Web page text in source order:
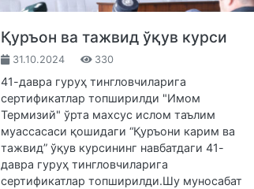
Қуръон ва тажвид ўқув курси
31.10.2024 330
41-давра гуруҳ тингловчиларига
сертификатлар топширилди "Имом
Термизий" ўрта махсус ислом таълим
муассасаси қошидаги “Қуръони карим ва
тажвид” ўқув курсининг навбатдаги 41-
давра гуруҳ тингловчиларига
сертификатлар топширилди.Шу муносабат